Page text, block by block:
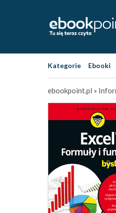
Kategorie Ebooki
ebookpoint.pl »